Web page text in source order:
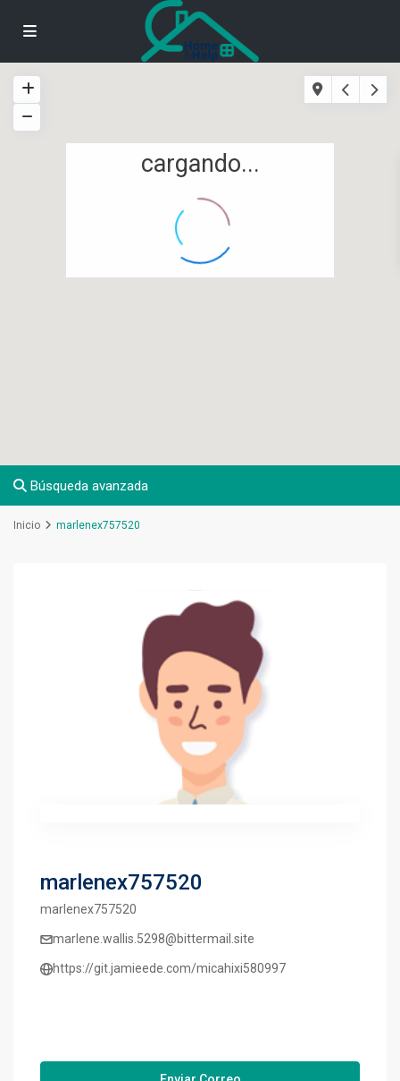
cargando...
Búsqueda avanzada
Inicio marlenex757520
marlenex757520
marlenex757520
marlene.wallis.5298@bittermail.site
https://git.jamieede.com/micahixi580997